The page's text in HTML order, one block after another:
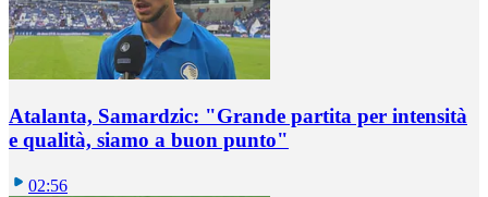
Atalanta, Samardzic: "Grande partita per intensità
e qualità, siamo a buon punto"
02:56